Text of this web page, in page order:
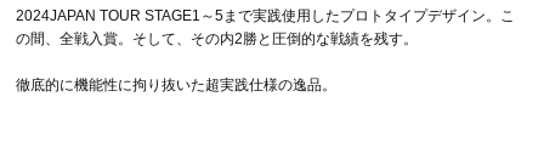
2024JAPAN TOUR STAGE1～5まで実践使用したプロトタイプデザイン。こ
の間、全戦入賞。そして、その内2勝と圧倒的な戦績を残す。
徹底的に機能性に拘り抜いた超実践仕様の逸品。